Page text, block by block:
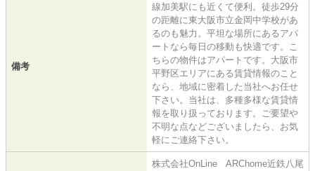
備考
線加美駅にも近くて便利。徒歩29分
の距離に東大阪市立金岡中学校があ
るのも魅力。平坦な場所にあるアパ
ートなら毎日の移動も快適です。こ
ちらの物件はアパートです。大阪市
平野区エリアにある賃貸情報のこと
なら、地域に密着した当社へお任せ
下さい。当社は、多種多様な賃貸情
報を取り扱っております。ご要望や
不明な点などございましたら、お気
軽にご連絡下さい。
株式会社OnLine ARChome近鉄八尾